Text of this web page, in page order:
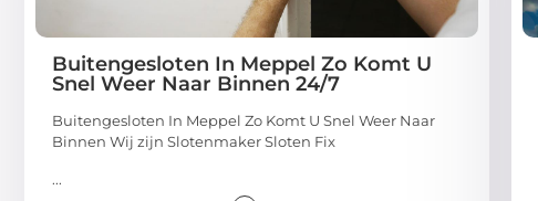
Buitengesloten In Meppel Zo Komt U
Snel Weer Naar Binnen 24/7
Buitengesloten In Meppel Zo Komt U Snel Weer Naar
Binnen Wij zijn Slotenmaker Sloten Fix
...